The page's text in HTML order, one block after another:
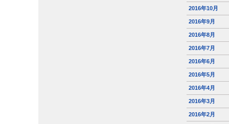
2016年10月
2016年9月
2016年8月
2016年7月
2016年6月
2016年5月
2016年4月
2016年3月
2016年2月